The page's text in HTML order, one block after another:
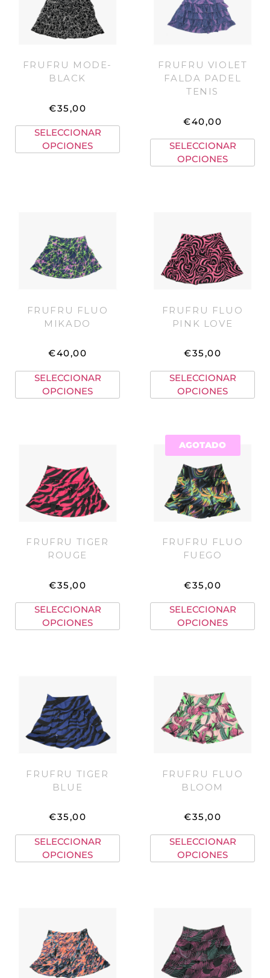
FRUFRU MODE-
BLACK
€35,00
SELECCIONAR
OPCIONES
FRUFRU VIOLET
FALDA PADEL
TENIS
€40,00
SELECCIONAR
OPCIONES
FRUFRU FLUO
MIKADO
€40,00
SELECCIONAR
OPCIONES
FRUFRU FLUO
PINK LOVE
€35,00
SELECCIONAR
OPCIONES
FRUFRU TIGER
ROUGE
€35,00
SELECCIONAR
OPCIONES
AGOTADO
FRUFRU FLUO
FUEGO
€35,00
SELECCIONAR
OPCIONES
FRUFRU TIGER
BLUE
€35,00
SELECCIONAR
OPCIONES
FRUFRU FLUO
BLOOM
€35,00
SELECCIONAR
OPCIONES